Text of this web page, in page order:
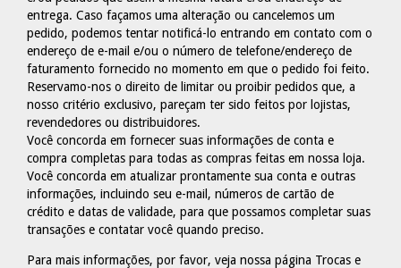
entrega. Caso façamos uma alteração ou cancelemos um
pedido, podemos tentar notificá-lo entrando em contato com o
endereço de e-mail e/ou o número de telefone/endereço de
faturamento fornecido no momento em que o pedido foi feito.
Reservamo-nos o direito de limitar ou proibir pedidos que, a
nosso critério exclusivo, pareçam ter sido feitos por lojistas,
revendedores ou distribuidores.
Você concorda em fornecer suas informações de conta e
compra completas para todas as compras feitas em nossa loja.
Você concorda em atualizar prontamente sua conta e outras
informações, incluindo seu e-mail, números de cartão de
crédito e datas de validade, para que possamos completar suas
transações e contatar você quando preciso.
Para mais informações, por favor, veja nossa página Trocas e